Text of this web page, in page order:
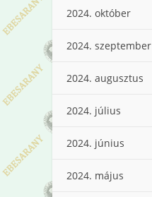
2024. október
2024. szeptember
2024. augusztus
2024. július
2024. június
2024. május